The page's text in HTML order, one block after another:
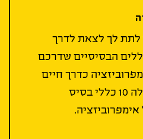
לתת לך לצאת לדרך
הבסיסיים שדרכם
כדרך חיים
לכן בחרנו , בתור התחלה 10 כללי בסיס